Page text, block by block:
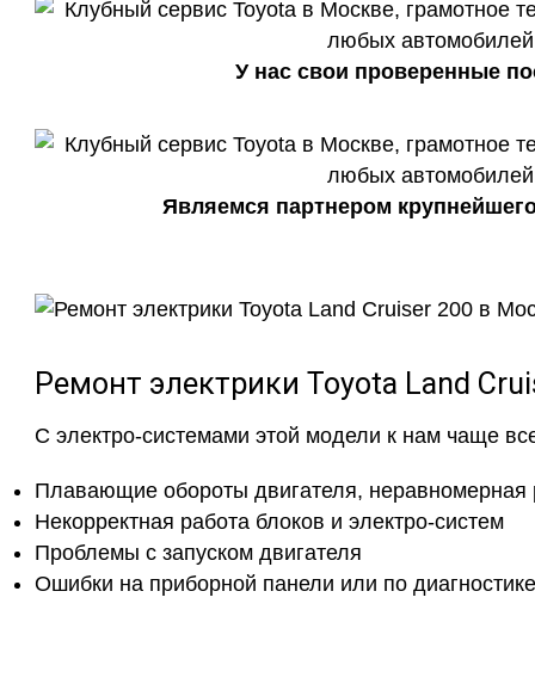
У нас свои проверенные
Являемся партнером
Ремонт электрики Toyota Land
С электро-системами этой модели к нам чаще
Плавающие обороты двигателя, неравномерная
Некорректная работа блоков и электро-систем
Проблемы с запуском двигателя
Ошибки на приборной панели или по диагностике